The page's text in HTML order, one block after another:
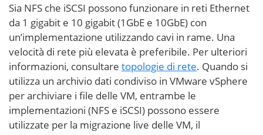
Sia NFS che iSCSI possono funzionare in reti Ethernet
da 1 gigabit e 10 gigabit (1GbE e 10GbE) con
un’implementazione utilizzando cavi in rame. Una
velocità di rete più elevata è preferibile. Per ulteriori
informazioni, consultare topologie di rete. Quando si
utilizza un archivio dati condiviso in VMware vSphere
per archiviare i file delle VM, entrambe le
implementazioni (NFS e iSCSI) possono essere
utilizzate per la migrazione live delle VM, il